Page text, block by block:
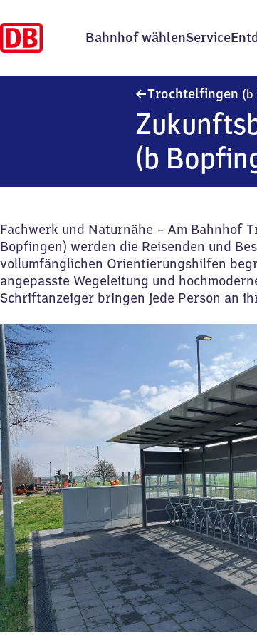
Bahnhof wählenService
Trochtelfingen (b
(b
Fachwerk und Naturnähe – Am Bahnhof
Bopfingen) werden die Reisenden und
vollumfänglichen Orientierungshilfen
angepasste Wegeleitung und
Schriftanzeiger bringen jede Person an